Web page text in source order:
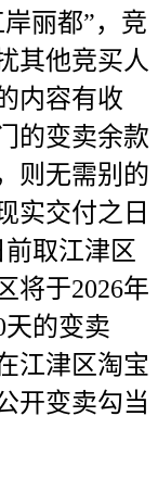
丽都”，竞
其他竞买人
内容有收
的变卖余款
则无需别的
实交付之日
取江津区
将于2026年
天的变卖
江津区淘宝
开变卖勾当